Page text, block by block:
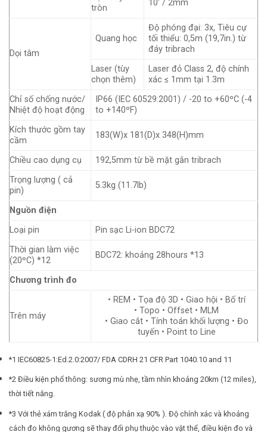
tròn
10' / 2mm
Dọi tâm
Quang học
Độ phóng đại: 3x, Tiêu cự
tối thiểu: 0,5m (19,7in.) từ
đáy tribrach
Laser (tùy
chọn thêm)
Laser đỏ Class 2, độ chính
xác ≤ 1mm tại 1.3m
Chỉ số chống nước/
Nhiệt độ hoạt động
IP66 (IEC 60529:2001) / -20 to +60ºC (-4
to +140ºF)
Kích thước gồm tay
cầm
183(W)x 181(D)x 348(H)mm
Chiều cao dụng cụ
192,5mm từ bề mặt gắn tribrach
Trọng lượng ( cả
pin)
5.3kg (11.7lb)
Nguồn điện
Loại pin
Pin sạc Li-ion BDC72
Thời gian làm việc
(20ºC) *12
BDC72: khoảng 28hours *13
Chương trình đo
Trên máy
• REM • Tọa độ 3D • Giao hội • Bố trí
• Topo • Offset • MLM
• Giao cắt • Tính toán khối lượng • Đo
tuyến • Point to Line
*1 IEC60825-1:Ed.2.0:2007/ FDA CDRH 21 CFR Part 1040.10 and 11
*2 Điều kiện phổ thông: sương mù nhẹ, tầm nhìn khoảng 20km (12 miles),
thời tiết nắng.
*3 Với thẻ xám trắng Kodak ( độ phản xạ 90% ). Độ chính xác và khoảng
cách đo không gương sẽ thay đổi phụ thuộc vào vật thể, điều kiện đo và